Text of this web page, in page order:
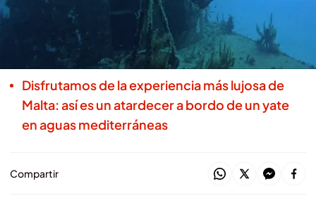
de St. Paul’s Bay, en Malta
Descubre cómo es bucear y explorar de cerca
barcos hundidos en Malta
Disfrutamos de la experiencia más lujosa de
Malta: así es un atardecer a bordo de un yate
en aguas mediterráneas
Compartir